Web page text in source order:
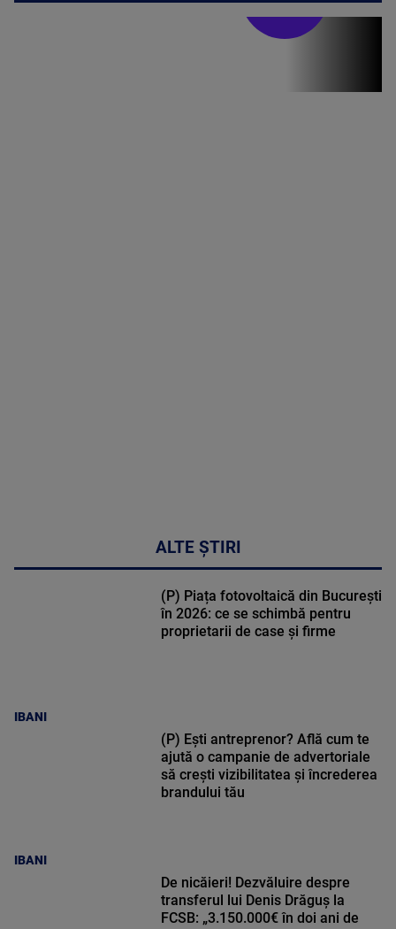
ALTE ȘTIRI
IBANI
(P) Piața fotovoltaică din București
în 2026: ce se schimbă pentru
proprietarii de case și firme
IBANI
(P) Ești antreprenor? Află cum te
ajută o campanie de advertoriale
să crești vizibilitatea și încrederea
brandului tău
De nicăieri! Dezvăluire despre
transferul lui Denis Drăguș la
FCSB: „3.150.000€ în doi ani de